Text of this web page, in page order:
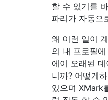
할 수 있기를
파리가 자동으
왜 이런 일이
의 내 프로필
에이 오래된
니까? 어떻게
있으며 XMark